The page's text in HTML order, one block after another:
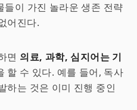
이 가진 놀라운 생존 전략
어진다.
면 의료, 과학, 심지어는 기
할 수 있다. 예를 들어, 독사
하는 것은 이미 진행 중인